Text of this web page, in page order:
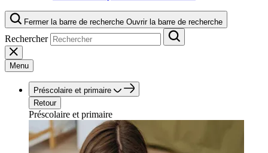
Fermer la barre de recherche Ouvrir la barre de recherche
Rechercher
Menu
Préscolaire et primaire
Retour
Préscolaire et primaire